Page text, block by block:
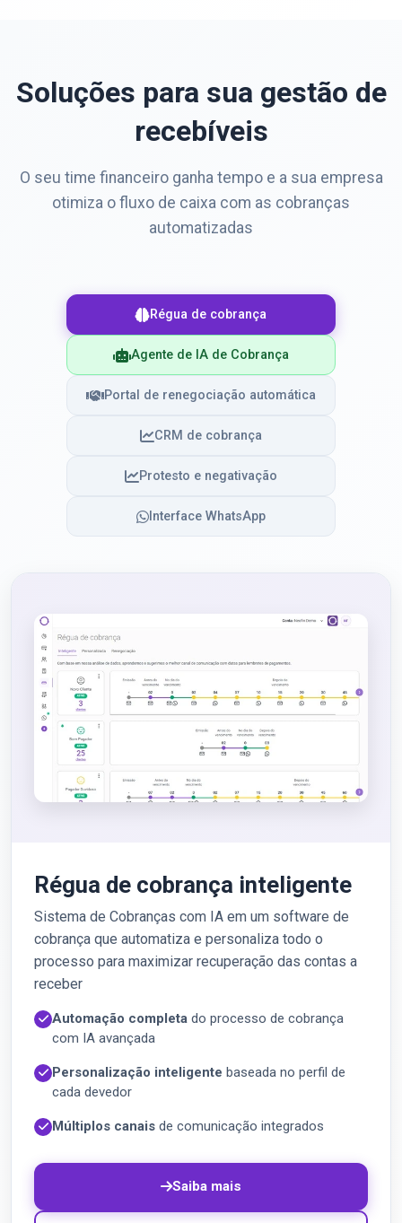
Soluções para sua gestão de
recebíveis
O seu time financeiro ganha tempo e a sua empresa
otimiza o fluxo de caixa com as cobranças
automatizadas
Régua de cobrança
Agente de IA de Cobrança
Portal de renegociação automática
CRM de cobrança
Protesto e negativação
Interface WhatsApp
Régua de cobrança inteligente
Sistema de Cobranças com IA em um software de
cobrança que automatiza e personaliza todo o
processo para maximizar recuperação das contas a
receber
Automação completa do processo de cobrança
com IA avançada
Personalização inteligente baseada no perfil de
cada devedor
Múltiplos canais de comunicação integrados
Saiba mais